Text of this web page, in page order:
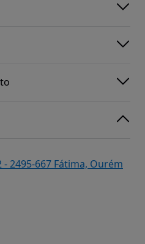
- 2495-667 Fátima, Ourém